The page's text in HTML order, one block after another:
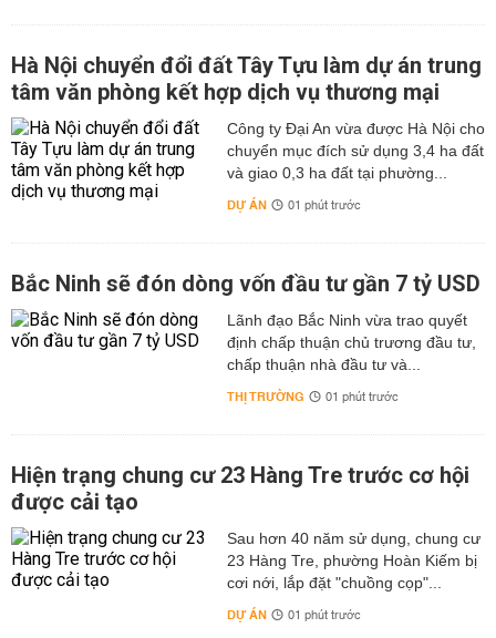
Hà Nội chuyển đổi đất Tây Tựu làm dự án trung
tâm văn phòng kết hợp dịch vụ thương mại
Công ty Đại An vừa được Hà Nội cho
chuyển mục đích sử dụng 3,4 ha đất
và giao 0,3 ha đất tại phường...
DỰ ÁN 01 phút trước
Bắc Ninh sẽ đón dòng vốn đầu tư gần 7 tỷ USD
Lãnh đạo Bắc Ninh vừa trao quyết
định chấp thuận chủ trương đầu tư,
chấp thuận nhà đầu tư và...
THỊ TRƯỜNG 01 phút trước
Hiện trạng chung cư 23 Hàng Tre trước cơ hội
được cải tạo
Sau hơn 40 năm sử dụng, chung cư
23 Hàng Tre, phường Hoàn Kiếm bị
cơi nới, lắp đặt "chuồng cọp"...
DỰ ÁN 01 phút trước